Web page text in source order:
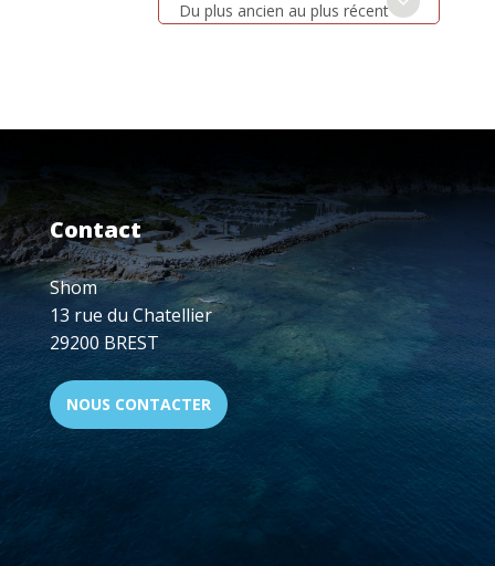
Du plus ancien au plus récent
Contact
Shom
13 rue du Chatellier
29200 BREST
NOUS CONTACTER